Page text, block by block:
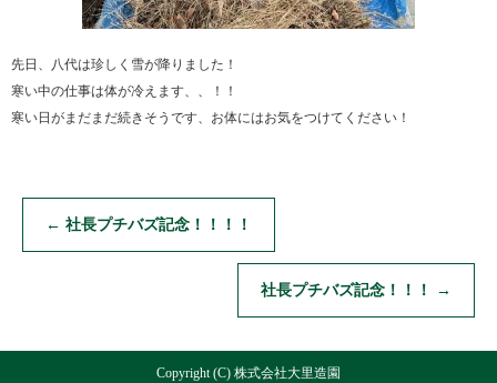
先日、八代は珍しく雪が降りました！
寒い中の仕事は体が冷えます、、！！
寒い日がまだまだ続きそうです、お体にはお気をつけてください！
← 社長プチバズ記念！！！！
社長プチバズ記念！！！ →
Copyright (C) 株式会社大里造園